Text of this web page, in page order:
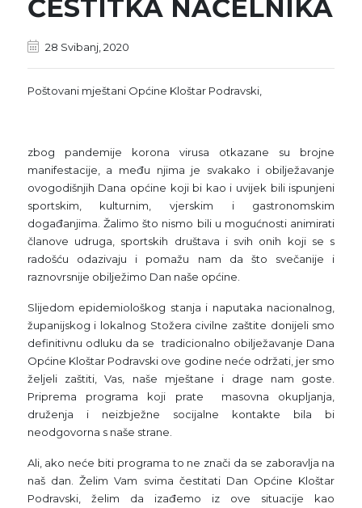
ČESTITKA NAČELNIKA
28 Svibanj, 2020
Poštovani mještani Općine Kloštar Podravski,
zbog pandemije korona virusa otkazane su brojne
manifestacije, a među njima je svakako i obilježavanje
ovogodišnjih Dana općine koji bi kao i uvijek bili ispunjeni
sportskim, kulturnim, vjerskim i gastronomskim
događanjima. Žalimo što nismo bili u mogućnosti animirati
članove udruga, sportskih društava i svih onih koji se s
radošću odazivaju i pomažu nam da što svečanije i
raznovrsnije obilježimo Dan naše općine.
Slijedom epidemiološkog stanja i naputaka nacionalnog,
županijskog i lokalnog Stožera civilne zaštite donijeli smo
definitivnu odluku da se tradicionalno obilježavanje Dana
Općine Kloštar Podravski ove godine neće održati, jer smo
željeli zaštiti, Vas, naše mještane i drage nam goste.
Priprema programa koji prate masovna okupljanja,
druženja i neizbježne socijalne kontakte bila bi
neodgovorna s naše strane.
Ali, ako neće biti programa to ne znači da se zaboravlja na
naš dan. Želim Vam svima čestitati Dan Općine Kloštar
Podravski, želim da izađemo iz ove situacije kao